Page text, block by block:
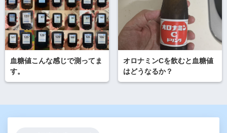
血糖値こんな感じで測ってま
す。
オロナミンCを飲むと血糖値
はどうなるか？